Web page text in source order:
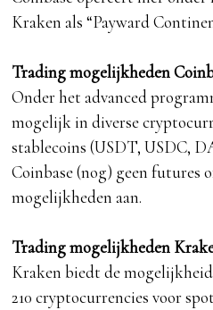
Kraken als “Payward
Trading mogelijkheden
Onder het advanced
mogelijk in diverse
stablecoins (USDT, USDC,
Coinbase (nog) geen futures
mogelijkheden aan.
Trading mogelijkheden
Kraken biedt de
210 cryptocurrencies voor